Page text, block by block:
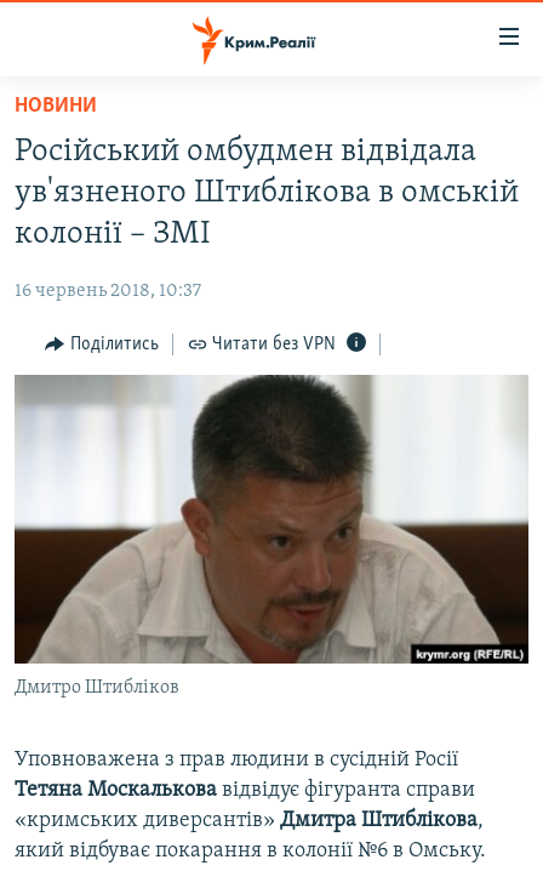
Перейти
основного
матеріалу
Перейти
до
основної
навігації
Перейти
до
пошуку
ВОДА.КРИМ
ВІДЕО ТА ФОТО
БЛОГИ
ПОГЛЯД
ДЕПОРТАЦІЯ
ВІДЕОУРОКИ «ELIFBE»
СВІДЧЕННЯ ОКУПАЦІЇ
УКРАЇНСЬКА ПРОБЛЕМА КРИМУ
ІНФОГРАФІКА
ЯК ОБІЙТИ БЛОКУВАННЯ
Русский
Qırımtatar
ДОЛУЧАЙСЯ!
НОВИНИ
Російський омбудмен відвідала
ув'язненого Штиблікова в омській
колонії – ЗМІ
16 червень 2018, 10:37
Поділитись Читати без VPN
Дмитро Штибліков
Уповноважена з прав людини в сусідній Росії
Тетяна Москалькова відвідує фігуранта справи
«кримських диверсантів» Дмитра Штиблікова,
який відбуває покарання в колонії №6 в Омську.